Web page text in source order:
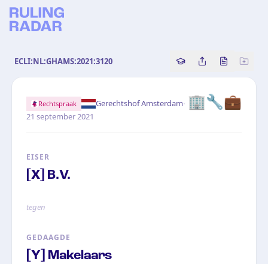
ECLI:NL:GHAMS:2021:3120 Copy source
Share this
Bekijk
🏢🔧💼
Rechtspraak Gerechtshof Amsterdam·
21 september 2021
EISER
[X] B.V.
tegen
GEDAAGDE
[Y] Makelaars